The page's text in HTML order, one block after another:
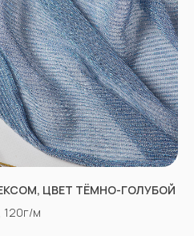
ЦВЕТ ТЁМНО-ГОЛУБОЙ
120г/м